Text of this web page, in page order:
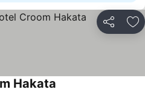
Bagikan
Hakata